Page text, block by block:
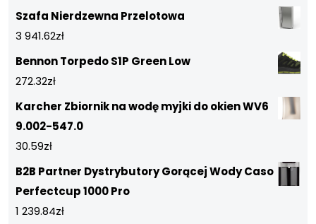
Szafa Nierdzewna Przelotowa
3 941.62zł
Bennon Torpedo S1P Green Low
272.32zł
Karcher Zbiornik na wodę myjki do okien WV6
9.002-547.0
30.59zł
B2B Partner Dystrybutory Gorącej Wody Caso
Perfectcup 1000 Pro
1 239.84zł